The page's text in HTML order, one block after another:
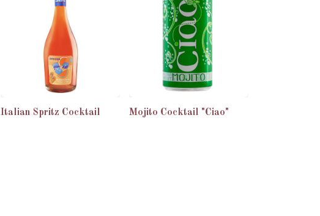
Italian Spritz Cocktail Mojito Cocktail "Ciao"